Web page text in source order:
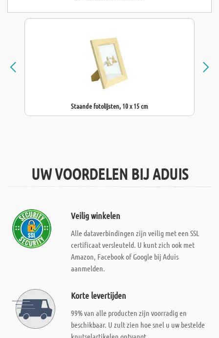
Staande fotolijsten, 10 x 15 cm
UW VOORDELEN BIJ ADUIS
Veilig winkelen
Alle dataverbindingen zijn veilig met een SSL
certificaat versleuteld. U kunt zich ook met
Amazon, Facebook of Google bij Aduis
aanmelden.
Korte levertijden
99% van alle producten zijn voorradig en
beschikbaar. U zult zien hoe snel u uw bestelde